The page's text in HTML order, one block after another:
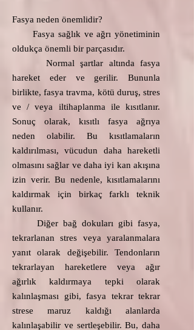
Fasya neden önemlidir?​
Fasya sağlık ve ağrı yönetiminin
oldukça önemli bir parçasıdır.​
Normal şartlar altında fasya
hareket eder ve gerilir. Bununla
birlikte, fasya travma, kötü duruş, stres
ve / veya iltihaplanma ile kısıtlanır.
Sonuç olarak, kısıtlı fasya ağrıya
neden olabilir. Bu kısıtlamaların
kaldırılması, vücudun daha hareketli
olmasını sağlar ve daha iyi kan akışına
izin verir. Bu nedenle, kısıtlamalarını
kaldırmak için birkaç farklı teknik
kullanır.​
Diğer bağ dokuları gibi fasya,
tekrarlanan stres veya yaralanmalara
yanıt olarak değişebilir. Tendonların
tekrarlayan hareketlere veya ağır
ağırlık kaldırmaya tepki olarak
kalınlaşması gibi, fasya tekrar tekrar
strese maruz kaldığı alanlarda
kalınlaşabilir ve sertleşebilir. Bu, daha